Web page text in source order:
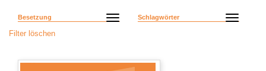
Besetzung Schlagwörter
Filter löschen